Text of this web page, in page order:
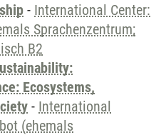
- International Center:
Sprachenzentrum;
B2
Ecosystems,
- International
(ehemals